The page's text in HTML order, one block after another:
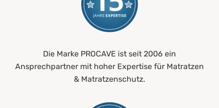
Die Marke PROCAVE ist seit 2006 ein
Ansprechpartner mit hoher Expertise für Matratzen
& Matratzenschutz.